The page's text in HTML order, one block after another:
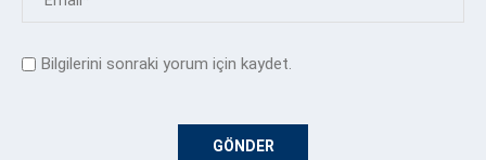
Bilgilerini sonraki yorum için kaydet.